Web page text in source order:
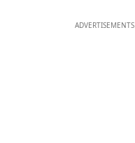
ADVERTISEMENTS